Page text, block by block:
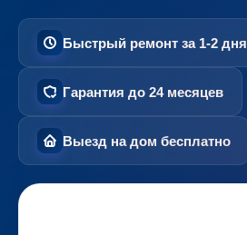
Быстрый ремонт за 1-2 дня
Гарантия до 24 месяцев
Выезд на дом бесплатно